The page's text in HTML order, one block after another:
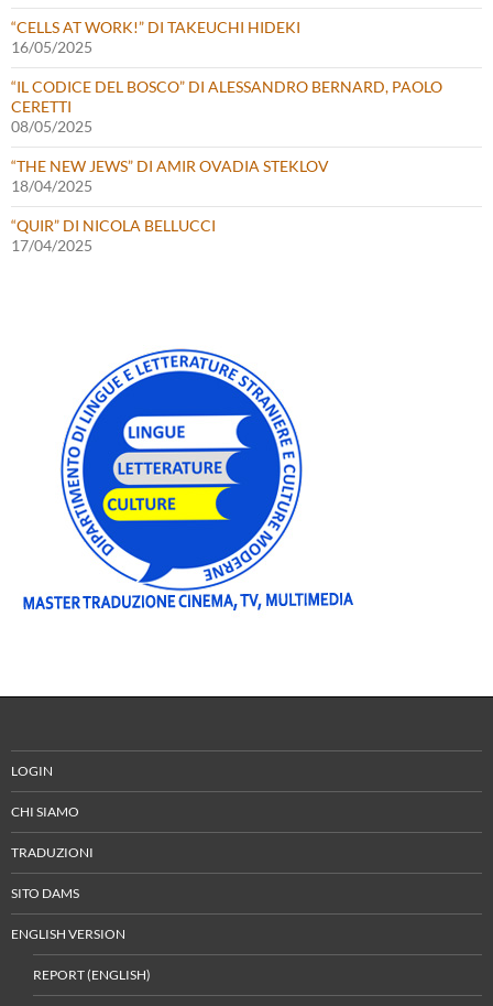
“CELLS AT WORK!” DI TAKEUCHI HIDEKI
16/05/2025
“IL CODICE DEL BOSCO” DI ALESSANDRO BERNARD, PAOLO
CERETTI
08/05/2025
“THE NEW JEWS” DI AMIR OVADIA STEKLOV
18/04/2025
“QUIR” DI NICOLA BELLUCCI
17/04/2025
LOGIN
CHI SIAMO
TRADUZIONI
SITO DAMS
ENGLISH VERSION
REPORT (ENGLISH)